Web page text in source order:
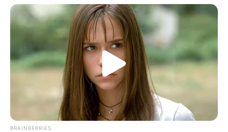
Goslar dem Erzbergbau am Rammelsberg
ihren Wohlstand zu verdanken. Heute ist
das stillgelegte und zum Museum ausgebaute Bergwerk
ein Bestandteil der UNESCO-Weltkulturstätte Goslar. Die
Anlage gehört zu den beeindruckendsten
Berbbaumuseen in Deutschland.
Gustav-Adolf-Stabkirche in Hahnenklee
Im Oberharzer Ort Hahnenklee-
BRAINBERRIES